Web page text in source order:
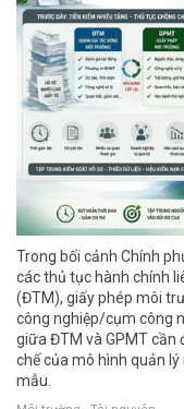
Trong bối cảnh Chính
các thủ tục hành chính
(ĐTM), giấy phép môi
công nghiệp/cụm công
giữa ĐTM và GPMT cần
chế của mô hình quản
mẫu.